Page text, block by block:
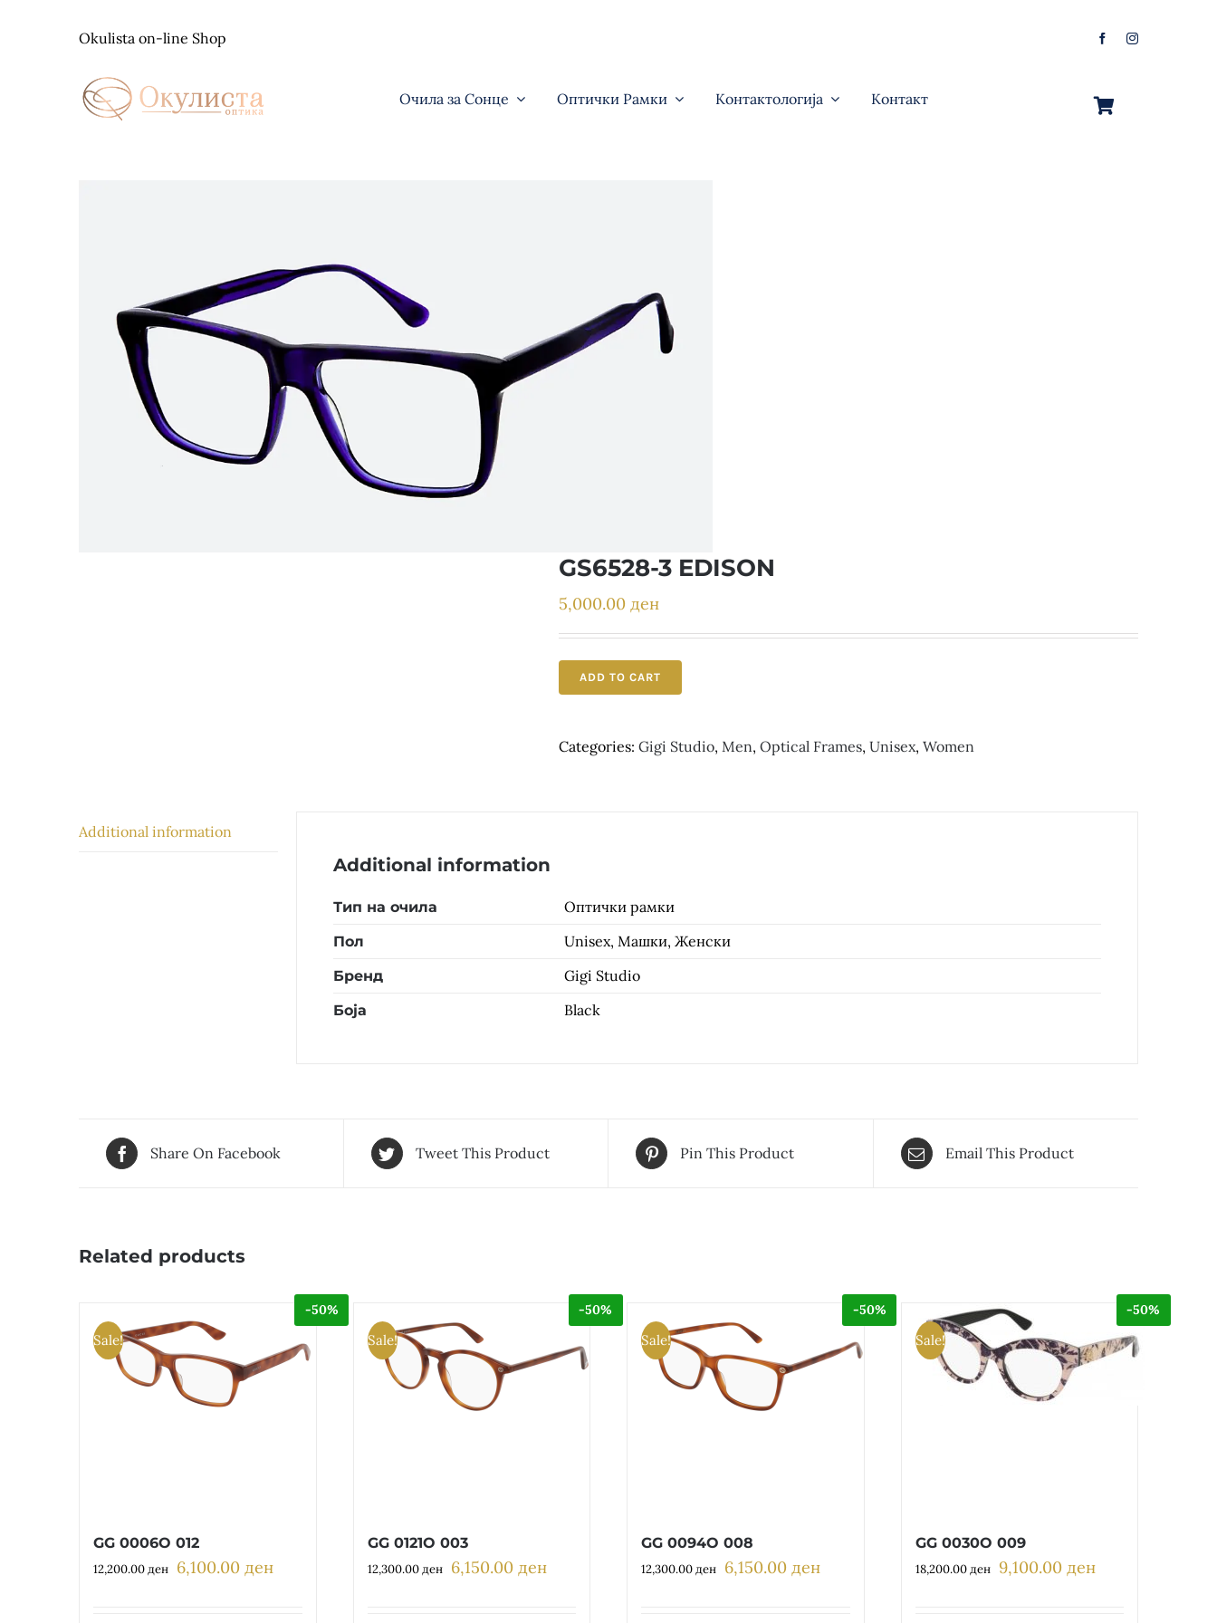
Okulista on-line Shop
Очила за Сонце Оптички Рамки Контактологија Контакт
GS6528-3 EDISON
5,000.00 ден
ADD TO CART
Categories: Gigi Studio, Men, Optical Frames, Unisex, Women
Additional information
Additional information
Тип на очила Оптички рамки
Пол Unisex, Машки, Женски
Бренд Gigi Studio
Боја Black
Share On Facebook Tweet This Product Pin This Product Email This Product
Related products
Sale!
-50%
GG 0006O 012
12,200.00ден Original
6,100.00 денCurrent
Sale!
-50%
GG 0121O 003
12,300.00ден
Original
6,150.00 денCurrent
Sale!
-50%
GG 0094O 008
12,300.00ден Original
6,150.00 денCurrent
Sale!
-50%
GG 0030O 009
18,200.00ден
Original
9,100.00 денCurrent